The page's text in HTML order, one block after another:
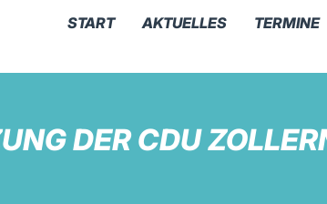
START AKTUELLES TERMINE
DER CDU